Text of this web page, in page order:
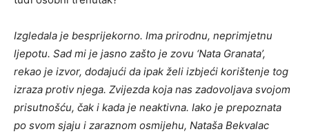
Izgledala je besprijekorno. Ima prirodnu, neprimjetnu
ljepotu. Sad mi je jasno zašto je zovu ‘Nata Granata’,
rekao je izvor, dodajući da ipak želi izbjeći korištenje tog
izraza protiv njega. Zvijezda koja nas zadovoljava svojom
prisutnošću, čak i kada je neaktivna. Iako je prepoznata
po svom sjaju i zaraznom osmijehu, Nataša Bekvalac